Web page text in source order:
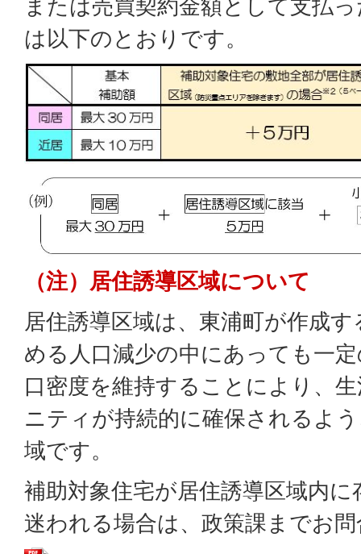
または売買契約金額として支払
は以下のとおりです。
（注）居住誘導区域について
居住誘導区域は、東浦町が作成す
める人口減少の中にあっても一
口密度を維持することにより、
ニティが持続的に確保されるよ
域です。
補助対象住宅が居住誘導区域内
迷われる場合は、政策課までお